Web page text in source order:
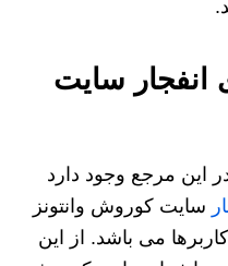
سایت
این مرجع وجود دارد
سایت کوروش وانتونز
می باشد. از این